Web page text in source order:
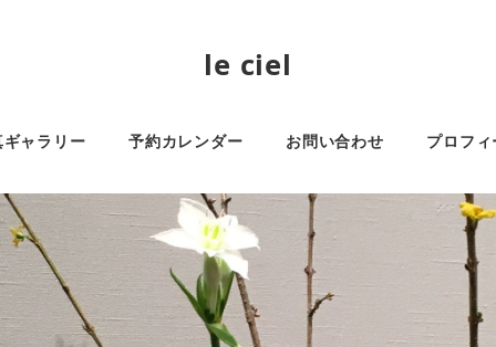
le ciel
ャラリー 予約カレンダー お問い合わせ プロフ